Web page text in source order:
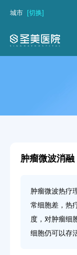
城市 [切换]
肿瘤微波消
肿瘤微波热疗
常细胞差，热
度，对肿瘤细
细胞仍可以存